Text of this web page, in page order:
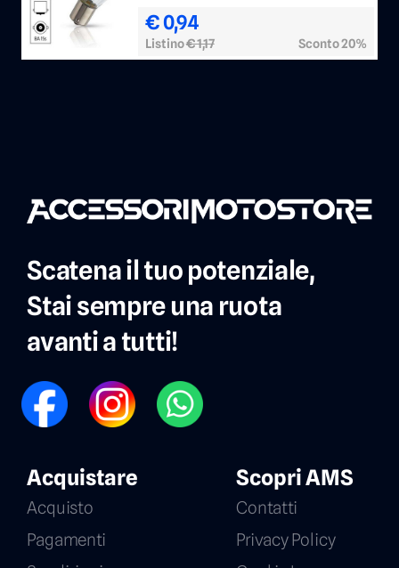
€ 0,94
Listino€ 1,17 Sconto 20%
Scatena il tuo potenziale,
Stai sempre una ruota
avanti a tutti!
FB IG WP
Acquistare
Acquisto
Pagamenti
Scopri AMS
Contatti
Privacy Policy